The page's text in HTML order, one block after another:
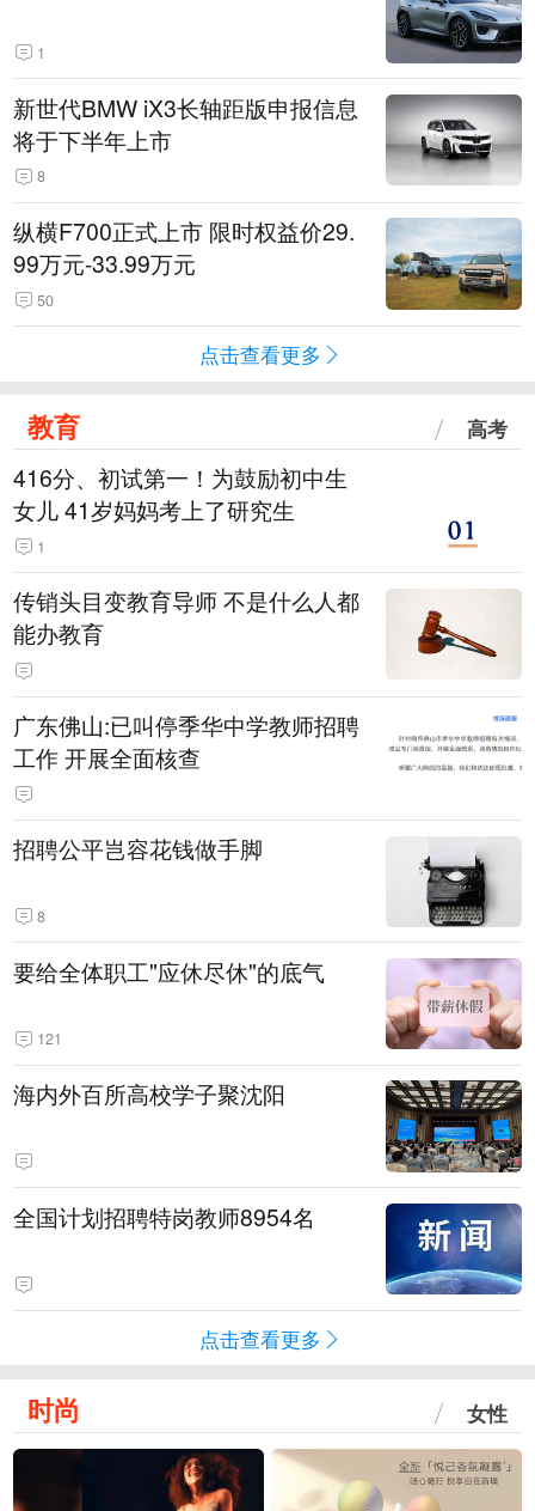
1
新世代BMW iX3长轴距版申报信息
将于下半年上市
8
纵横F700正式上市 限时权益价29.
99万元-33.99万元
50
点击查看更多
教育 高考
416分、初试第一！为鼓励初中生
女儿 41岁妈妈考上了研究生
1
传销头目变教育导师 不是什么人都
能办教育
广东佛山:已叫停季华中学教师招聘
工作 开展全面核查
招聘公平岂容花钱做手脚
8
要给全体职工"应休尽休"的底气
121
海内外百所高校学子聚沈阳
全国计划招聘特岗教师8954名
点击查看更多
时尚 女性